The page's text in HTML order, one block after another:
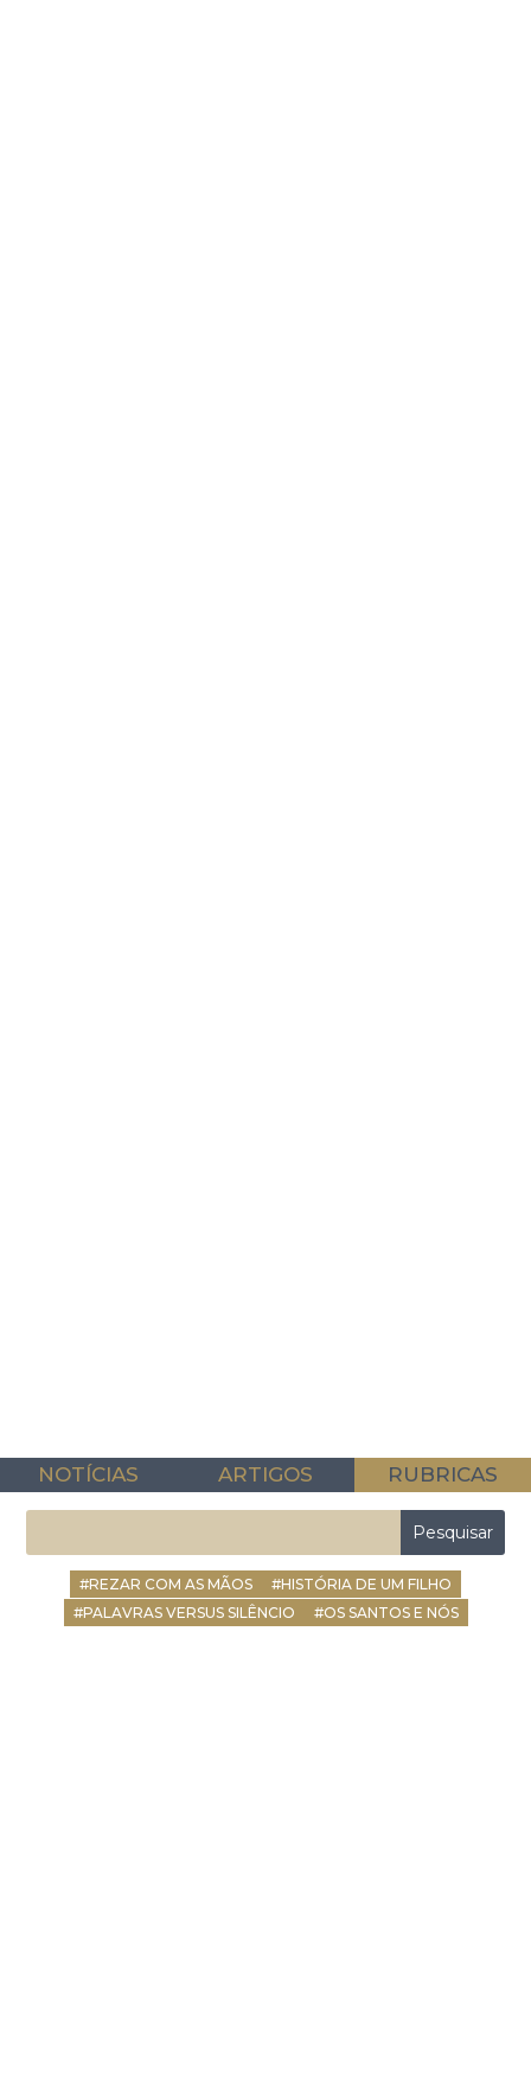
NOTÍCIAS ARTIGOS RUBRICAS
#REZAR COM AS MÃOS
#HISTÓRIA DE UM FILHO
#PALAVRAS VERSUS SILÊNCIO
#OS SANTOS E NÓS